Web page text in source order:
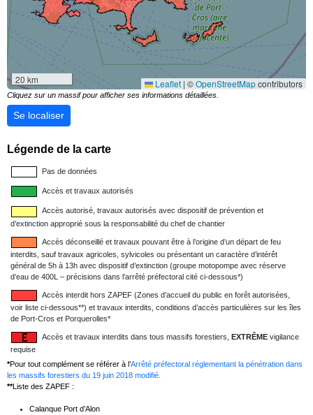
20 km Leaflet | ©OpenStreetMapcontributors
Cliquez sur un massif pour afficher ses informations détaillées.
Se localiser
Légende de la carte
Pas de données
Accès et travaux autorisés
Accès autorisé, travaux autorisés avec dispositif de prévention et
d’extinction approprié sous la responsabilité du chef de chantier
Accès déconseillé et travaux pouvant être à l’origine d’un départ de feu
interdits, sauf travaux agricoles, sylvicoles ou présentant un caractère d’intérêt
général de 5h à 13h avec dispositif d’extinction (groupe motopompe avec réserve
d’eau de 400L – précisions dans l’arrêté préfectoral cité ci-dessous*)
Accès interdit hors ZAPEF (Zones d’accueil du public en forêt autorisées,
voir liste ci-dessous**) et travaux interdits, conditions d’accès particulières sur les îles
de Port-Cros et Porquerolles*
Accès et travaux interdits dans tous massifs forestiers, EXTRÊME vigilance
requise
*Pour tout complément se référer à l’Arrêté préfectoral réglementant la pénétration dans
les massifs forestiers du 19 juin 2018 modifié.
**Liste des ZAPEF :
Calanque Port d’Alon